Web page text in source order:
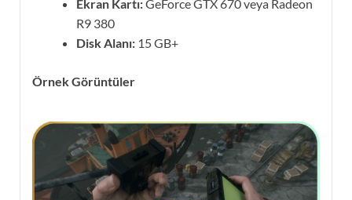
Ekran Kartı:GeForce GTX 670 veya Radeon
R9 380
Disk Alanı: 15 GB+
Örnek Görüntüler